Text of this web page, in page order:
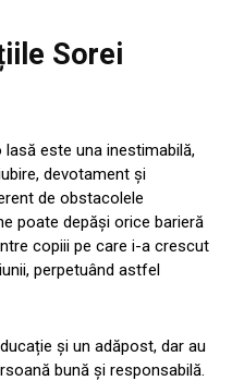
Sorei
este una inestimabilă,
devotament și
de obstacolele
poate depăși orice barieră
copiii pe care i-a crescut
perpetuând astfel
și un adăpost, dar au
bună și responsabilă.